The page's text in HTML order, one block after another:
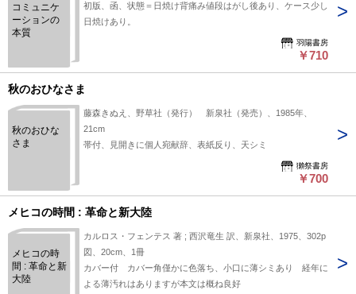
コミュニケ
ーションの
本質
初版、函、状態＝日焼け背痛み値段はがし後あり、ケース少し
日焼けあり。
羽陽書房
￥710
秋のおひなさま
秋のおひな
さま
藤森きぬえ、野草社（発行） 新泉社（発売）、1985年、
21cm
帯付、見開きに個人宛献辞、表紙反り、天シミ
獺祭書房
￥700
メヒコの時間 : 革命と新大陸
メヒコの時
間 : 革命と新
大陸
カルロス・フェンテス 著 ; 西沢竜生 訳、新泉社、1975、302p
図、20cm、1冊
カバー付 カバー角僅かに色落ち、小口に薄シミあり 経年に
よる薄汚れはありますが本文は概ね良好